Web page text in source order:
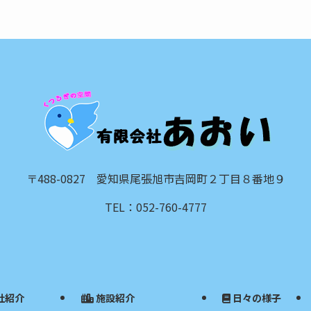
〒488-0827 愛知県尾張旭市吉岡町２丁目８番地９
TEL：052-760-4777
紹介 施設紹介 日々の様子